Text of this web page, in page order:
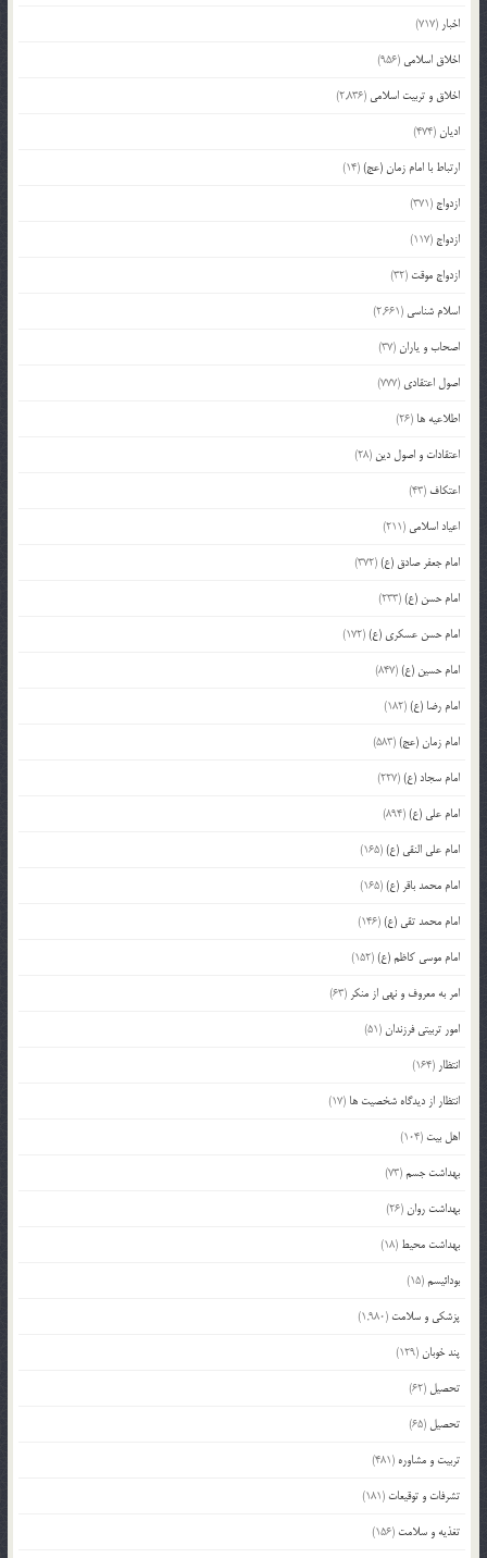
اخبار (717)
اخلاق اسلامی (956)
اخلاق و تربیت اسلامی (2,836)
ادیان(474)
ارتباط با امام زمان (عج)(14)
ازدواج (371)
ازدواج (117)
ازدواج موقت (32)
اسلام شناسی (2,661)
اصحاب و یاران(37)
اصول اعتقادی (777)
اطلاعیه ها (26)
اعتقادات و اصول دین (28)
اعتکاف (43)
اعیاد اسلامی (211)
امام جعفر صادق (ع)(372)
امام حسن (ع)(233)
امام حسن عسکری (ع)(172)
امام حسین (ع)(847)
امام رضا (ع)(182)
امام زمان (عج)(583)
امام سجاد (ع)(227)
امام علی (ع)(894)
امام علی النقی (ع)(165)
امام محمد باقر (ع)(165)
امام محمد تقی (ع)(146)
امام موسی کاظم (ع)(152)
امر به معروف و نهی از منکر (63)
امور تربیتی فرزندان(51)
انتظار (164)
انتظار از دیدگاه شخصیت ها (17)
اهل بیت (104)
بهداشت جسم(73)
بهداشت روان(26)
بهداشت محیط (18)
بودائیسم(15)
پزشکی و سلامت (1,980)
پند خوبان(129)
تحصیل (62)
تحصیل (65)
تربیت و مشاوره (481)
تشرفات و توقیعات (181)
تغذیه و سلامت (156)